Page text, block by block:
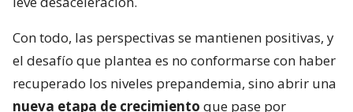
Con todo, las perspectivas se mantienen positivas, y
el desafío que plantea es no conformarse con haber
recuperado los niveles prepandemia, sino abrir una
nueva etapa de crecimiento que pase por